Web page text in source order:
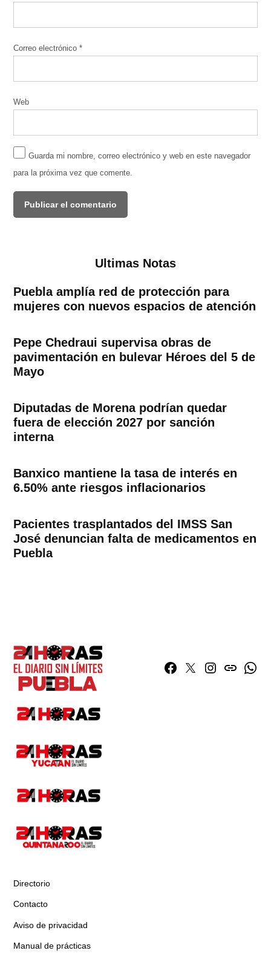
Correo electrónico*
Web
Guarda mi nombre, correo electrónico y web en este navegador
para la próxima vez que comente.
Ultimas Notas
Puebla amplía red de protección para
mujeres con nuevos espacios de atención
Pepe Chedraui supervisa obras de
pavimentación en bulevar Héroes del 5 de
Mayo
Diputadas de Morena podrían quedar
fuera de elección 2027 por sanción
interna
Banxico mantiene la tasa de interés en
6.50% ante riesgos inflacionarios
Pacientes trasplantados del IMSS San
José denuncian falta de medicamentos en
Puebla
Facebook
TwitterInstagram
issuu
Directorio
Contacto
Aviso de privacidad
Manual de prácticas